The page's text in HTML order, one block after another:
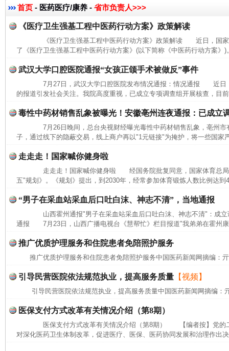
首页 - 医药医疗/康养 - 省市负责人>>>
《医疗卫生强基工程中医药行动方案》政策解读
《医疗卫生强基工程中医药行动方案》政策解读 近日，国家
了《医疗卫生强基工程中医药行动方案》(以下简称《中医药行动方案》
武汉大学口腔医院通报“女孩正颌手术被做反”事件
7月27日，武汉大学口腔医院发布情况通报：情况通报 近日
的报道引发社会关注。我院高度重视，已成立专项调查组开展核查，目
毒性中药材销售乱象被曝光！安徽亳州连夜通报：已成立
7月26日晚间，总台央视财经曝光毒性中药材销售乱象，亳州市
子，通过线下的隐蔽交易，线上商户再以"1元链接"为掩护，将一些国家
走走走！国家喊你健身啦
走走走！国家喊你健身啦 经国务院批复同意，国家体育总局
五"规划》。《规划》提出，到2030年，经常参加体育锻炼人数比例
“男子在采血站采血后口吐白沫、神志不清”，当地通报
山西霍州通报"男子在采血站采血后口吐白沫、神志不清"：成
通报 7月23日，山西广播电视台《慧帮忙》栏目报道"我弟弟在霍州
推广优质护理服务和住院患者免陪照护服务
推广优质护理服务和住院患者免陪照护服务中国医药新闻网摘编：
引导民营医院依法规范执业，提高服务质量 【视频】
引导民营医院依法规范执业，提高服务质量中国医药新闻网摘编：
医保支付方式改革有关情况介绍（第8期）
医保支付方式改革有关情况介绍（第8期） 【编者按】党的二
对深化医药卫生体制改革，促进医疗、医保、医药协同发展和治理作出